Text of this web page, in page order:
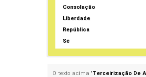
Consolação
Liberdade
República
Sé
O texto acima "Terceirização De